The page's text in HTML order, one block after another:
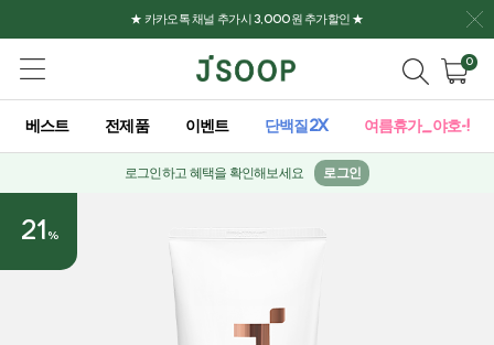
★ 카카오톡 채널 추가시 3,000원 추가할인 ★
0
베스트 전제품 이벤트 단백질2X 여름휴가_야호-!
로그인하고 혜택을 확인해보세요 로그인
21 %